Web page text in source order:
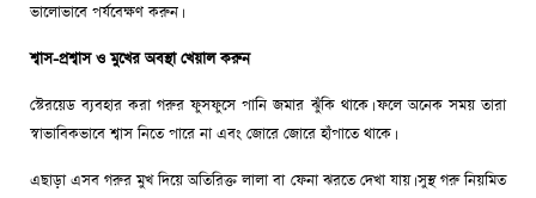
ভালোভাবে পর্যবেক্ষণ করুন।
শ্বাস-প্রশ্বাস ও মুখের অবস্থা খেয়াল করুন
স্টেরয়েড ব্যবহার করা গরুর ফুসফুসে পানি জমার ঝুঁকি থাকে। ফলে অনেক সময় তারা
স্বাভাবিকভাবে শ্বাস নিতে পারে না এবং জোরে জোরে হাঁপাতে থাকে।
এছাড়া এসব গরুর মুখ দিয়ে অতিরিক্ত লালা বা ফেনা ঝরতে দেখা যায়। সুস্থ গরু নিয়মিত